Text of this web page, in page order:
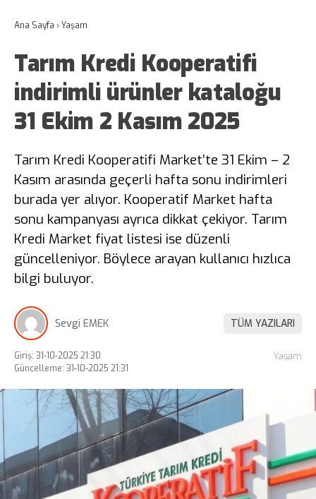
Ana Sayfa ›Yaşam
Tarım Kredi Kooperatifi
indirimli ürünler kataloğu
31 Ekim 2 Kasım 2025
Tarım Kredi Kooperatifi Market’te 31 Ekim – 2
Kasım arasında geçerli hafta sonu indirimleri
burada yer alıyor. Kooperatif Market hafta
sonu kampanyası ayrıca dikkat çekiyor. Tarım
Kredi Market fiyat listesi ise düzenli
güncelleniyor. Böylece arayan kullanıcı hızlıca
bilgi buluyor.
Sevgi EMEK TÜM YAZILARI
Giriş: 31-10-2025 21:30
Güncelleme: 31-10-2025 21:31
Yaşam